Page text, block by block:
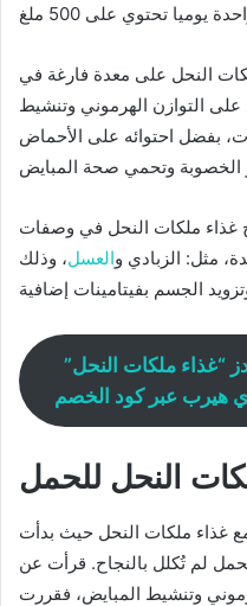
النحل على معدة فارغة في
التوازن الهرموني وتنشيط
بفضل احتوائه على الأحماض
غذاء ملكات النحل في وصفات
مثل: الزبادي والعسل، وذلك
“غذاء ملكات النحل”
النحل للحمل
غذاء ملكات النحل حيث بدأت
لم تُكلل بالنجاح. قرأت عن
وتنشيط المبايض، فقررت